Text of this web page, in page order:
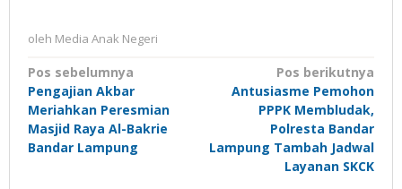
oleh Media Anak Negeri
Navigasi
pos
Pos sebelumnya
Pengajian Akbar
Meriahkan Peresmian
Masjid Raya Al-Bakrie
Bandar Lampung
Pos berikutnya
Antusiasme Pemohon
PPPK Membludak,
Polresta Bandar
Lampung Tambah Jadwal
Layanan SKCK